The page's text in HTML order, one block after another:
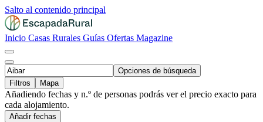
Salto al contenido principal
Inicio Casas Rurales Guías Ofertas Magazine
Opciones de búsqueda
Filtros
Mapa
Añadiendo fechas y n.º de personas podrás ver el precio exacto para
cada alojamiento.
Añadir fechas